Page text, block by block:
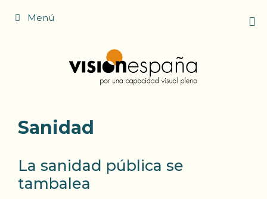
Menú
Sanidad
La sanidad pública se
tambalea